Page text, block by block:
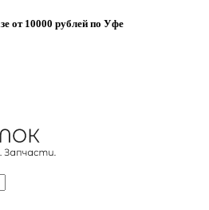
от 10000 рублей по Уфе